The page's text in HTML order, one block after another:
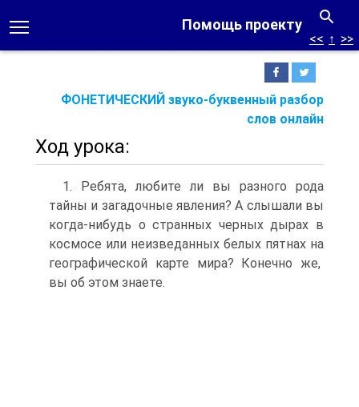
Помощь проекту
ФОНЕТИЧЕСКИЙ звуко-буквенный разбор
слов онлайн
<< ↑ >>
Ход урока:
1. Ребята, любите ли вы разного рода
тайны и загадочные явления? А слышали вы
когда-нибудь о странных черных дырах в
космосе или неизведанных белых пятнах на
географической карте мира? Конечно же,
вы об этом знаете.